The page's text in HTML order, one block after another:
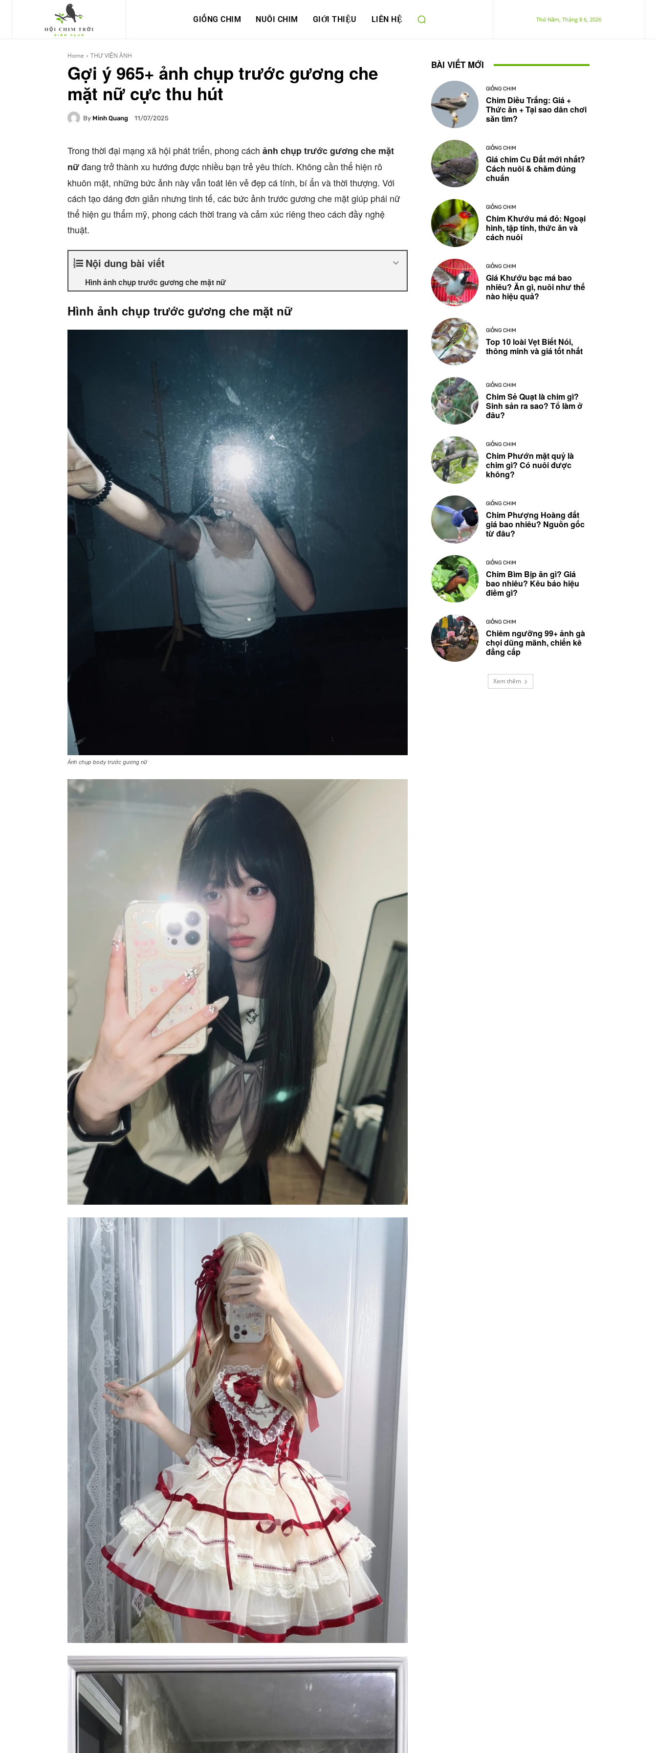
GIỐNG CHIM NUÔI CHIM GIỚI THIỆU LIÊN HỆ Thứ Năm, Tháng 8 6, 2026
Home THƯ VIỆN ẢNH
Gợi ý 965+ ảnh chụp trước gương che
mặt nữ cực thu hút
By Minh Quang 11/07/2025
Trong thời đại mạng xã hội phát triển, phong cách ảnh chụp trước gương che mặt
nữđang trở thành xu hướng được nhiều bạn trẻ yêu thích. Không cần thể hiện rõ
khuôn mặt, những bức ảnh này vẫn toát lên vẻ đẹp cá tính, bí ẩn và thời thượng. Với
cách tạo dáng đơn giản nhưng tinh tế, các bức ảnh trước gương che mặt giúp phái nữ
thể hiện gu thẩm mỹ, phong cách thời trang và cảm xúc riêng theo cách đầy nghệ
thuật.
Nội dung bài viết
Hình ảnh chụp trước gương che mặt nữ
Hình ảnh chụp trước gương che mặt nữ
Ảnh chụp body trước gương nữ
BÀI VIẾT MỚI
GIỐNG CHIM
Chim Diều Trắng: Giá +
Thức ăn + Tại sao dân chơi
săn tìm?
GIỐNG CHIM
Giá chim Cu Đất mới nhất?
Cách nuôi & chăm đúng
chuẩn
GIỐNG CHIM
Chim Khướu má đỏ: Ngoại
hình, tập tính, thức ăn và
cách nuôi
GIỐNG CHIM
Giá Khướu bạc má bao
nhiêu? Ăn gì, nuôi như thế
nào hiệu quả?
GIỐNG CHIM
Top 10 loài Vẹt Biết Nói,
thông minh và giá tốt nhất
GIỐNG CHIM
Chim Sẻ Quạt là chim gì?
Sinh sản ra sao? Tổ làm ở
đâu?
GIỐNG CHIM
Chim Phướn mặt quỷ là
chim gì? Có nuôi được
không?
GIỐNG CHIM
Chim Phượng Hoàng đất
giá bao nhiêu? Nguồn gốc
từ đâu?
GIỐNG CHIM
Chim Bìm Bịp ăn gì? Giá
bao nhiêu? Kêu báo hiệu
điềm gì?
GIỐNG CHIM
Chiêm ngưỡng 99+ ảnh gà
chọi dũng mãnh, chiến kê
đẳng cấp
Xem thêm